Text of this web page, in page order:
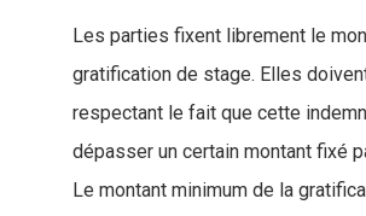
Les parties fixent librement le
gratification de stage. Elles
respectant le fait que cette
dépasser un certain montant fixé
Le montant minimum de la